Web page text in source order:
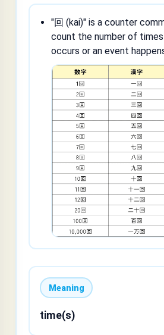
"回 (kai)" is a counter
count the number of
occurs or an event
Meaning
time(s)